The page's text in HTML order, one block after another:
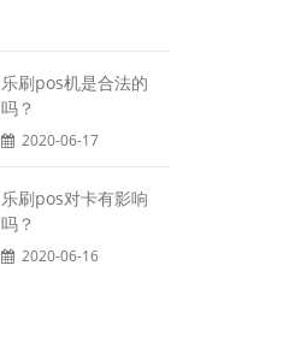
乐刷pos机是合法的
吗？
2020-06-17
乐刷pos对卡有影响
吗？
2020-06-16